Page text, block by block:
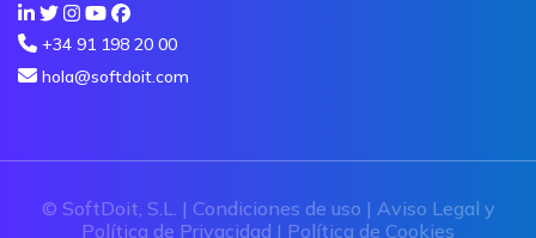
+34 91 198 20 00
hola@softdoit.com
© SoftDoit, S.L. | Condiciones de uso | Aviso Legal y
Política de Privacidad | Política de Cookies